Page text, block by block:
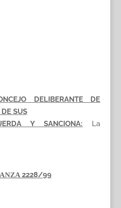
DELIBERANTE DE
SUS
Y SANCIONA: La
2228/99